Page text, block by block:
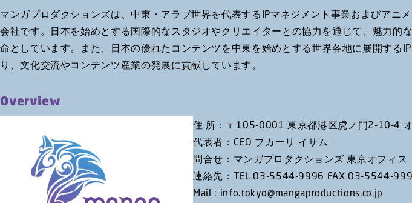
マンガプロダクションズは、中東・アラブ世界を代表するIPマネジメント事業およびアニ
会社です。日本を始めとする国際的なスタジオやクリエイターとの協力を通じて、魅力的
命としています。また、日本の優れたコンテンツを中東を始めとする世界各地に展開する
り、文化交流やコンテンツ産業の発展に貢献しています。
Overview
住 所：〒105-0001 東京都港区虎ノ門2-10-4
代表者：CEO ブカーリ イサム
問合せ：マンガプロダクションズ 東京オフィス
連絡先：TEL 03-5544-9996 FAX 03-5544-
Mail : info.tokyo@mangaproductions.co.jp